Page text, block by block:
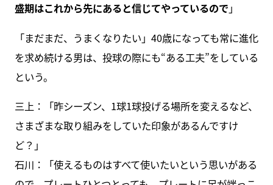
盛期はこれから先にあると信じてやっているので 」
「まだまだ、うまくなりたい」40歳になっても常に進化
を求め続ける男は、投球の際にも“ある工夫”をしている
という。
三上：「昨シーズン、1球1球投げる場所を変えるなど、
さまざまな取り組みをしていた印象があるんですけ
ど？」
石川：「使えるものはすべて使いたいという思いがある